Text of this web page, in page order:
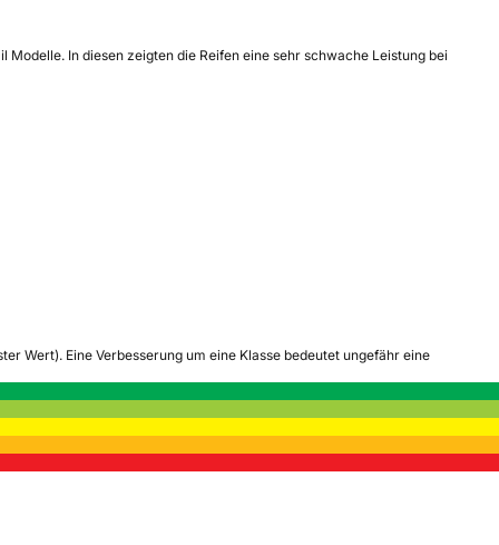
In diesen zeigten die Reifen eine sehr schwache Leistung bei
Wert). Eine Verbesserung um eine Klasse bedeutet ungefähr eine